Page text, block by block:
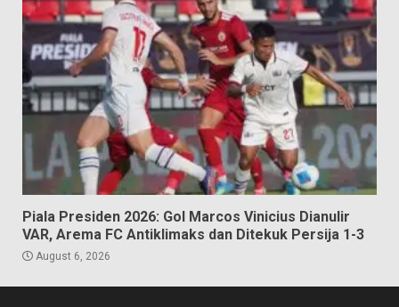
Piala Presiden 2026: Gol Marcos Vinicius Dianulir
VAR, Arema FC Antiklimaks dan Ditekuk Persija 1-3
August 6, 2026